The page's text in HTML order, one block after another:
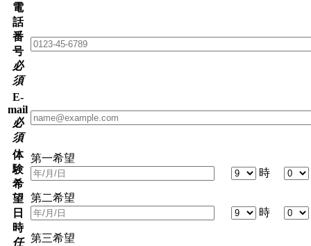
電
話
番
号
必
須
E-
mail
必
須
体
験
希
望
日
時
任
第一希望
時
第二希望
時
第三希望